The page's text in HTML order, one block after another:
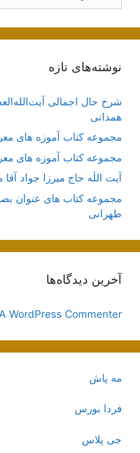
نوشته‌های تازه
شرح حال اجمالی
همدانی
مجموعه کتاب آموزه های
مجموعه کتاب آموزه های
آیت اللَه حاج میرزا جواد
مجموعه کتاب های عنوان
طهرانی
آخرین دیدگاه‌ها
A WordPress Commenter
مه پاش
فردا بورس
جی پلاس